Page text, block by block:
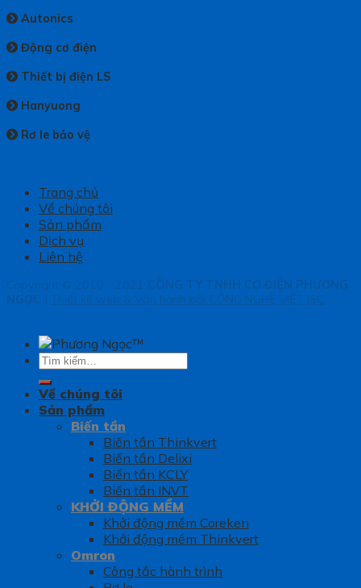
Autonics
Động cơ điện
Thiết bị điện LS
Hanyuong
Rơ le bảo vệ
Trang chủ
Về chúng tôi
Sản phẩm
Dịch vụ
Liên hệ
Copyright © 2010 - 2021 CÔNG TY TNHH CƠ ĐIỆN PHƯƠNG
NGỌC | Thiết kế web & Vận hành bởi CÔNG NGHỆ VIỆT JSC
Tìm
Về chúng tôi
Sản phẩm
Biến tần
Biến tần Thinkvert
Biến tần Delixi
Biến tần KCLY
Biến tần INVT
KHỞI ĐỘNG MỀM
Khởi động mềm Coreken
Khởi động mềm Thinkvert
Omron
Công tắc hành trình